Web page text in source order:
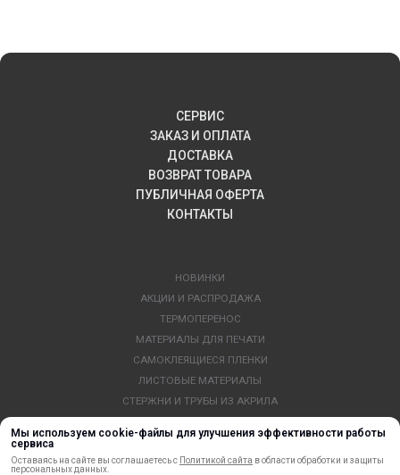
Мы используем cookie-файлы для улучшения эффективности работы
сервиса
Оставаясь на сайте вы соглашаетесь с Политикой сайта в области обработки и защиты
персональных данных.
СЕРВИС
ЗАКАЗ И ОПЛАТА
ДОСТАВКА
ВОЗВРАТ ТОВАРА
ПУБЛИЧНАЯ ОФЕРТА
КОНТАКТЫ
НОВИНКИ
АКЦИИ И РАСПРОДАЖА
ТЕРМОПЕРЕНОС
МАТЕРИАЛЫ ДЛЯ ПЕЧАТИ
САМОКЛЕЯЩИЕСЯ ПЛЕНКИ
ЛИСТОВЫЕ МАТЕРИАЛЫ
СТЕРЖНИ И ТРУБЫ ИЗ АКРИЛА
ФЛАГШТОКИ SKYPOLE
ПРОФИЛИ И ПРОФИЛЬНЫЕ СИСТЕМЫ